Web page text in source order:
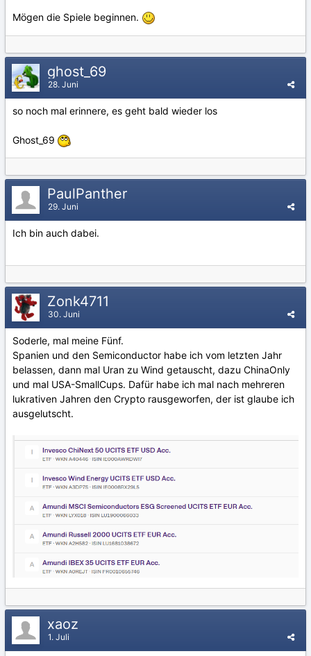
Mögen die Spiele beginnen.
ghost_69
28. Juni
so noch mal erinnere, es geht bald wieder los
Ghost_69
PaulPanther
29. Juni
Ich bin auch dabei.
Zonk4711
30. Juni
Soderle, mal meine Fünf.
Spanien und den Semiconductor habe ich vom letzten Jahr
belassen, dann mal Uran zu Wind getauscht, dazu ChinaOnly
und mal USA-SmallCups. Dafür habe ich mal nach mehreren
lukrativen Jahren den Crypto rausgeworfen, der ist glaube ich
ausgelutscht.
xaoz
1. Juli